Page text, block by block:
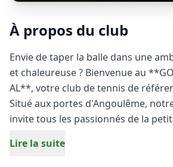
À propos du club
Envie de taper la balle dans une
et chaleureuse ? Bienvenue au
AL**, votre club de tennis de
Situé aux portes d'Angoulême,
invite tous les passionnés de la
du jeu.
Lire la suite